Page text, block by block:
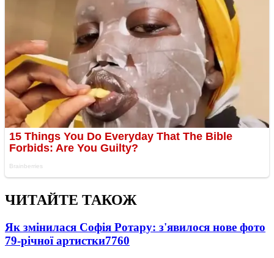
ЧИТАЙТЕ ТАКОЖ
Як змінилася Софія Ротару: з'явилося нове фото
79-річної артистки7760